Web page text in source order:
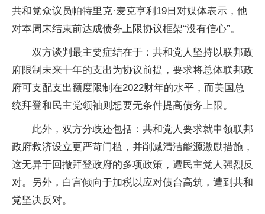
共和党众议员帕特里克·麦克亨利19日对媒体表示，他
对本周末结束前达成债务上限协议框架“没有信心”。
双方谈判最主要症结在于：共和党人坚持以联邦政
府限制未来十年的支出为协议前提，要求将总体联邦政
府可支配支出额度限制在2022财年的水平，而美国总
统拜登和民主党领袖则想要无条件提高债务上限。
此外，双方分歧还包括：共和党人要求就申领联邦
政府救济设立更严苛门槛，并削减清洁能源激励措施，
这无异于回撤拜登政府的多项政策，遭民主党人强烈反
对。另外，白宫倾向于加税以应对债台高筑，遭到共和
党坚决反对。